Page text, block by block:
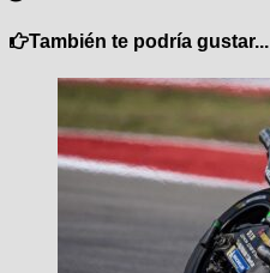
También te podría gustar...